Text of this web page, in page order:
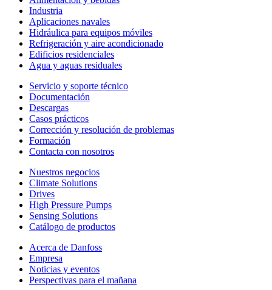
Industria
Aplicaciones navales
Hidráulica para equipos móviles
Refrigeración y aire acondicionado
Edificios residenciales
Agua y aguas residuales
Servicio y soporte técnico
Documentación
Descargas
Casos prácticos
Corrección y resolución de problemas
Formación
Contacta con nosotros
Nuestros negocios
Climate Solutions
Drives
High Pressure Pumps
Sensing Solutions
Catálogo de productos
Acerca de Danfoss
Empresa
Noticias y eventos
Perspectivas para el mañana